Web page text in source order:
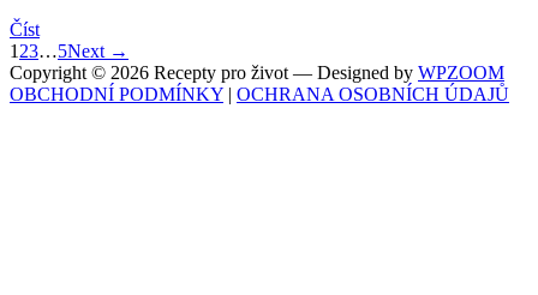
Číst
1 23…5Next →
Copyright © 2026 Recepty pro život — Designed by WPZOOM
OBCHODNÍ PODMÍNKY | OCHRANA OSOBNÍCH ÚDAJŮ